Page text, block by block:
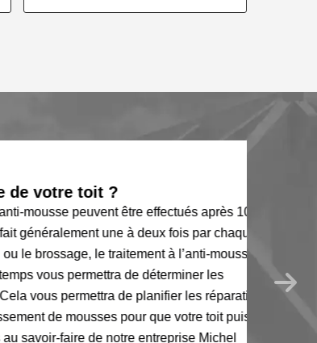
toit ?
peuvent être effectués après 10 ans
une à deux fois par chaque
le traitement à l’anti-mousse et
permettra de déterminer les
permettra de planifier les réparations.
de mousses pour que votre toit puisse
faire de notre entreprise Michel